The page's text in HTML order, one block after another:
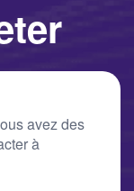
avez des
à